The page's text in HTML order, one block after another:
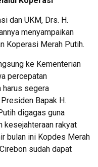
dan UKM, Drs. H.
menyampaikan
Koperasi Merah Putih.
ke Kementerian
percepatan
harus segera
Bapak H.
digagas guna
kesejahteraan rakyat
bulan ini Kopdes Merah
sudah dapat